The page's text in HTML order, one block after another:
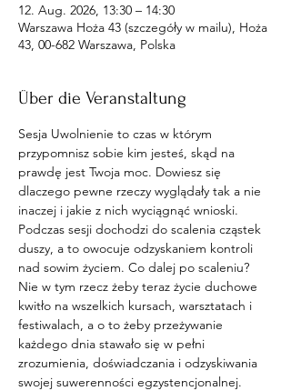
12. Aug. 2026, 13:30 – 14:30
Warszawa Hoża 43 (szczegóły w mailu), Hoża
43, 00-682 Warszawa, Polska
Über die Veranstaltung
Sesja Uwolnienie to czas w którym
przypomnisz sobie kim jesteś, skąd na
prawdę jest Twoja moc. Dowiesz się
dlaczego pewne rzeczy wyglądały tak a nie
inaczej i jakie z nich wyciągnąć wnioski.
Podczas sesji dochodzi do scalenia cząstek
duszy, a to owocuje odzyskaniem kontroli
nad sowim życiem. Co dalej po scaleniu?
Nie w tym rzecz żeby teraz życie duchowe
kwitło na wszelkich kursach, warsztatach i
festiwalach, a o to żeby przeżywanie
każdego dnia stawało się w pełni
zrozumienia, doświadczania i odzyskiwania
swojej suwerenności egzystencjonalnej.